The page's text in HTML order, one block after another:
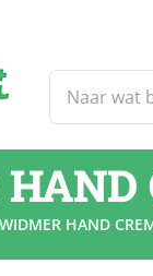
naar:
WIDMER HAND